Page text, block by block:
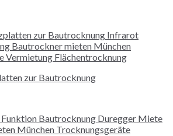
zur Bautrocknung